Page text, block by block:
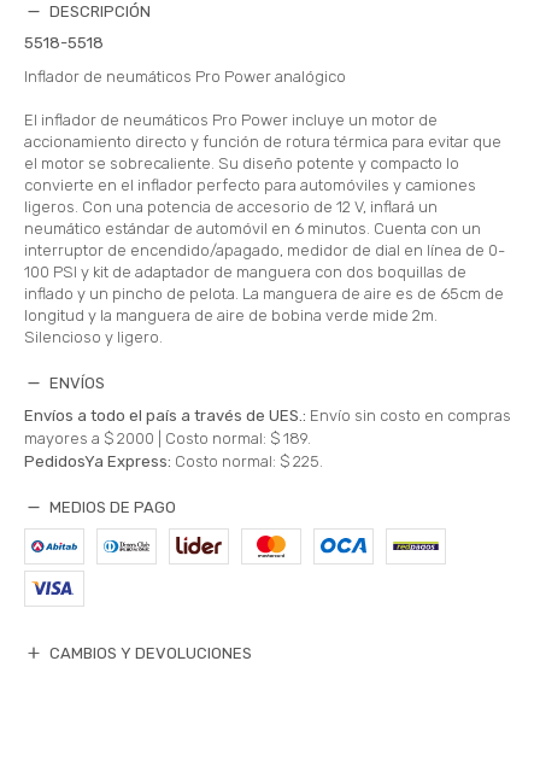
DESCRIPCIÓN
5518-5518
Inflador de neumáticos Pro Power analógico
El inflador de neumáticos Pro Power incluye un motor de
accionamiento directo y función de rotura térmica para evitar que
el motor se sobrecaliente. Su diseño potente y compacto lo
convierte en el inflador perfecto para automóviles y camiones
ligeros. Con una potencia de accesorio de 12 V, inflará un
neumático estándar de automóvil en 6 minutos. Cuenta con un
interruptor de encendido/apagado, medidor de dial en línea de 0-
100 PSI y kit de adaptador de manguera con dos boquillas de
inflado y un pincho de pelota. La manguera de aire es de 65cm de
longitud y la manguera de aire de bobina verde mide 2m.
Silencioso y ligero.
ENVÍOS
Envíos a todo el país a través de UES.: Envío sin costo en compras
mayores a $ 2000 | Costo normal: $ 189.
PedidosYa Express: Costo normal: $ 225.
MEDIOS DE PAGO
CAMBIOS Y DEVOLUCIONES